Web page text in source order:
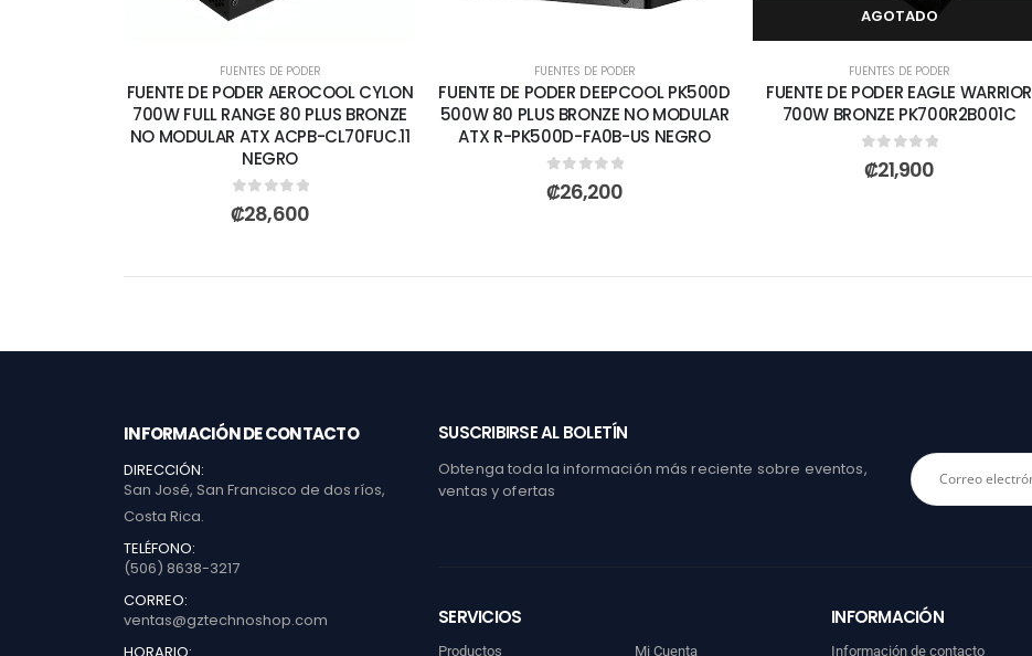
FUENTES DE PODER
FUENTE DE PODER AEROCOOL CYLON
700W FULL RANGE 80 PLUS BRONZE
NO MODULAR ATX ACPB-CL70FUC.11
NEGRO
0out of 5
₡28,600
FUENTES DE PODER
FUENTE DE PODER DEEPCOOL PK500D
500W 80 PLUS BRONZE NO MODULAR
ATX R-PK500D-FA0B-US NEGRO
0out of 5
₡26,200
AGOTADO
FUENTES DE PODER
FUENTE DE PODER EAGLE WARRIOR
700W BRONZE PK700R2B001C
0out of 5
₡21,900
INFORMACIÓN DE CONTACTO
DIRECCIÓN:
San José, San Francisco de dos ríos,
Costa Rica.
TELÉFONO:
(506) 8638-3217
CORREO:
ventas@gztechnoshop.com
SUSCRIBIRSE AL BOLETÍN
Obtenga toda la información más reciente sobre eventos,
ventas y ofertas
SERVICIOS
Productos Mi Cuenta
INFORMACIÓN
Información de contacto